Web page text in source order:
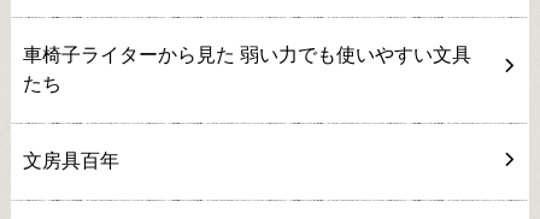
車椅子ライターから見た 弱い力でも使いやすい文具
たち
文房具百年